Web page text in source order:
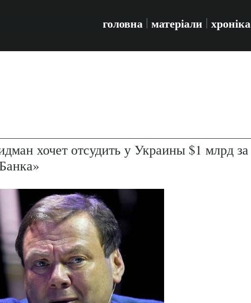
головна матеріали хроніка
хочет отсудить у Украины $1 млрд за